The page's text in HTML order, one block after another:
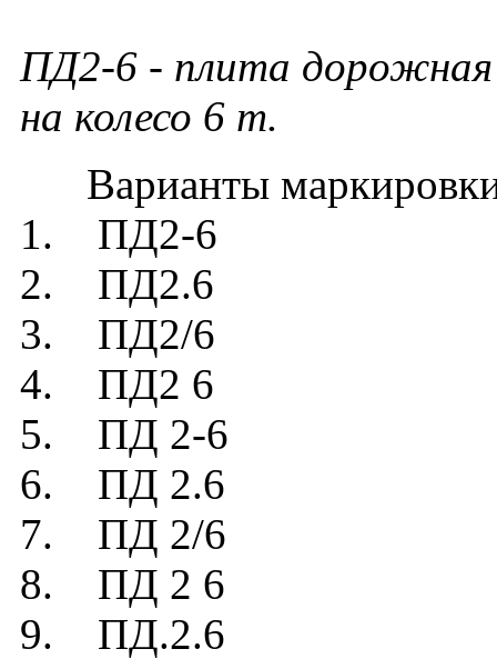
ПД2-6 - плита дорожная
на колесо 6 т.
Варианты
1. ПД2-6
2. ПД2.6
3. ПД2/6
4. ПД2 6
5. ПД 2-6
6. ПД 2.6
7. ПД 2/6
8. ПД 2 6
9. ПД.2.6